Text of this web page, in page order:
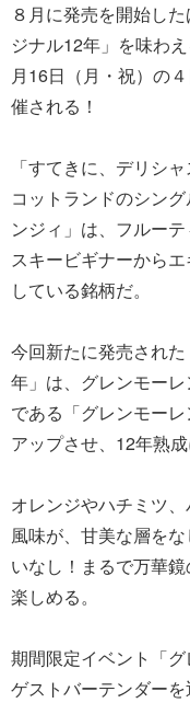
８月に発売を開始し
ジナル12年」を味わ
月16日（月・祝）の
催される！
「すてきに、デリシ
コットランドのシン
ンジィ」は、フルー
スキービギナーから
している銘柄だ。
今回新たに発売され
年」は、グレンモー
である「グレンモー
アップさせ、12年熟
オレンジやハチミツ
風味が、甘美な層を
いなし！まるで万華
楽しめる。
期間限定イベント「
ゲストバーテンダー